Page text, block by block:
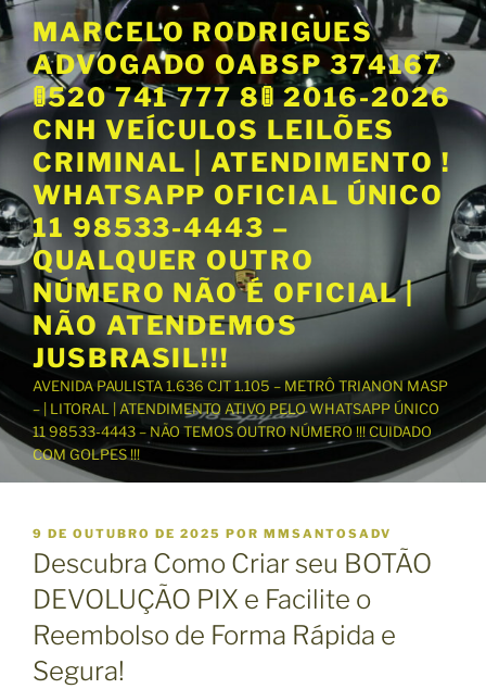
P
u
a
r
r
a
o
c
o
n
t
ú
d
MARCELO RODRIGUES
ADVOGADO OABSP 374167
🚦520 741 777 8🚦 2016-2026
CNH VEÍCULOS LEILÕES
CRIMINAL | ATENDIMENTO !
WHATSAPP OFICIAL ÚNICO
11 98533-4443 –
QUALQUER OUTRO
NÚMERO NÃO É OFICIAL |
NÃO ATENDEMOS
JUSBRASIL!!!
AVENIDA PAULISTA 1.636 CJT 1.105 – METRÔ TRIANON MASP
– | LITORAL | ATENDIMENTO ATIVO PELO WHATSAPP ÚNICO
11 98533-4443 – NÃO TEMOS OUTRO NÚMERO !!! CUIDADO
COM GOLPES !!!
P
U
B
L
I
C
A
D
9 DE OUTUBRO DE 2025 POR MMSANTOSADV
Descubra Como Criar seu BOTÃO
DEVOLUÇÃO PIX e Facilite o
Reembolso de Forma Rápida e
Segura!